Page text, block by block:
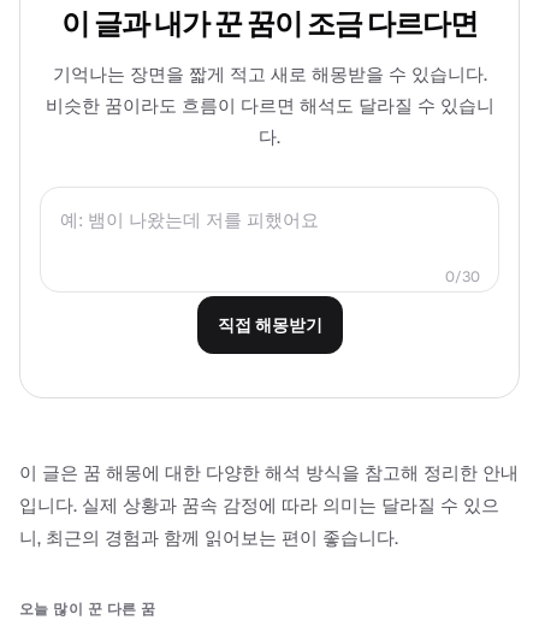
이 글과 내가 꾼 꿈이 조금 다르다면
기억나는 장면을 짧게 적고 새로 해몽받을 수 있습니다.
비슷한 꿈이라도 흐름이 다르면 해석도 달라질 수 있습니
다.
0/30
직접 해몽받기
이 글은 꿈 해몽에 대한 다양한 해석 방식을 참고해 정리한 안내
입니다. 실제 상황과 꿈속 감정에 따라 의미는 달라질 수 있으
니, 최근의 경험과 함께 읽어보는 편이 좋습니다.
오늘 많이 꾼 다른 꿈